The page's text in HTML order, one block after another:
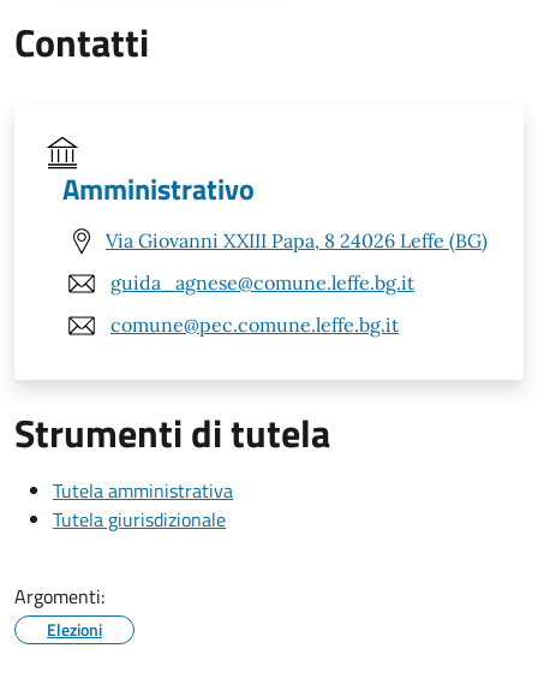
Contatti
Amministrativo
Via Giovanni XXIII Papa, 8 24026 Leffe (BG)
guida_agnese@comune.leffe.bg.it
comune@pec.comune.leffe.bg.it
Strumenti di tutela
Tutela amministrativa
Tutela giurisdizionale
Argomenti:
Elezioni